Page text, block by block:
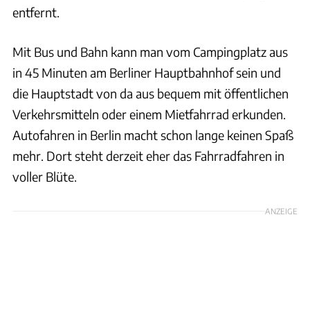
entfernt.
Mit Bus und Bahn kann man vom Campingplatz aus
in 45 Minuten am Berliner Hauptbahnhof sein und
die Hauptstadt von da aus bequem mit öffentlichen
Verkehrsmitteln oder einem Mietfahrrad erkunden.
Autofahren in Berlin macht schon lange keinen Spaß
mehr. Dort steht derzeit eher das Fahrradfahren in
voller Blüte.
ANZEIGE